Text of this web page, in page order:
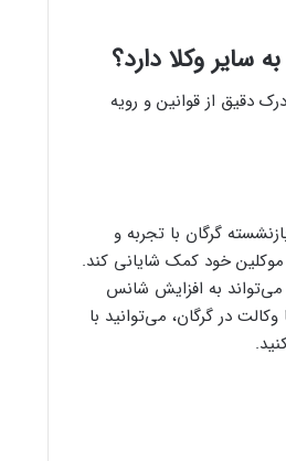
وکلا دارد؟
دقیق از قوانین و رویه
گرگان با تجربه و
خود کمک شایانی کند.
می‌تواند به افزایش شانس
در گرگان، می‌توانید با